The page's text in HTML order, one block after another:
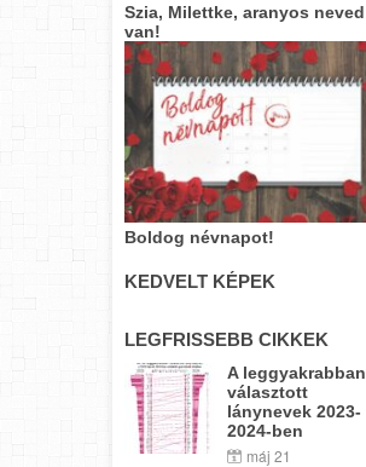
Szia, Milettke, aranyos neved
van!
Boldog névnapot!
KEDVELT KÉPEK
LEGFRISSEBB CIKKEK
A leggyakrabban
választott
lánynevek 2023-
2024-ben
máj 21